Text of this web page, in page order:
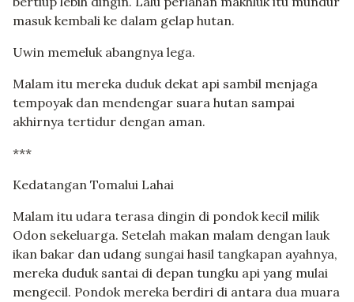
masuk kembali ke dalam gelap hutan.
Uwin memeluk abangnya lega.
Malam itu mereka duduk dekat api sambil menjaga
tempoyak dan mendengar suara hutan sampai
akhirnya tertidur dengan aman.
***
Kedatangan Tomalui Lahai
Malam itu udara terasa dingin di pondok kecil milik
Odon sekeluarga. Setelah makan malam dengan lauk
ikan bakar dan udang sungai hasil tangkapan ayahnya,
mereka duduk santai di depan tungku api yang mulai
mengecil. Pondok mereka berdiri di antara dua muara